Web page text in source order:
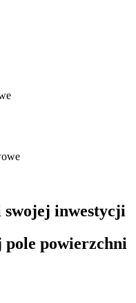
swojej inwestycji
powierzchni